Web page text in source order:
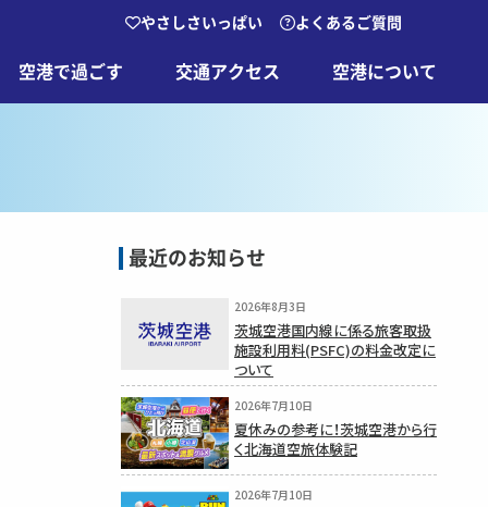
やさしさいっぱい よくあるご質問
空港で過ごす 交通アクセス 空港について
最近のお知らせ
2026年8月3日
茨城空港国内線に係る旅客取扱
施設利用料(PSFC)の料金改定に
ついて
2026年7月10日
夏休みの参考に！茨城空港から行
く北海道空旅体験記
2026年7月10日